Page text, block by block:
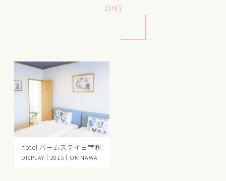
2015
hotel パームステイ古字利
DISPLAY｜2015｜OKINAWA